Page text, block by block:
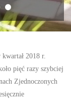
2018 r.
pięć razy szybciej
Zjednoczonych